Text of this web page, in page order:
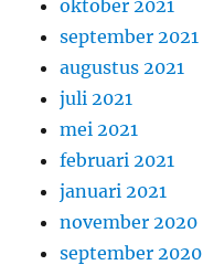
oktober 2021
september 2021
augustus 2021
juli 2021
mei 2021
februari 2021
januari 2021
november 2020
september 2020